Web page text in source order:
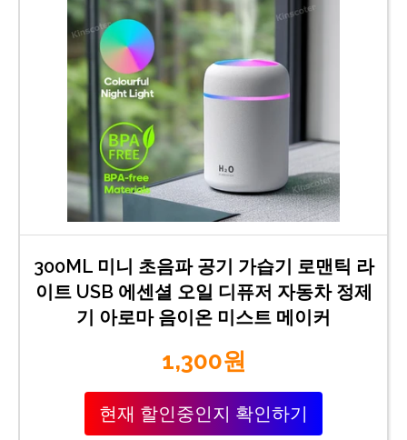
300ML 미니 초음파 공기 가습기 로맨틱 라
이트 USB 에센셜 오일 디퓨저 자동차 정제
기 아로마 음이온 미스트 메이커
1,300원
현재 할인중인지 확인하기